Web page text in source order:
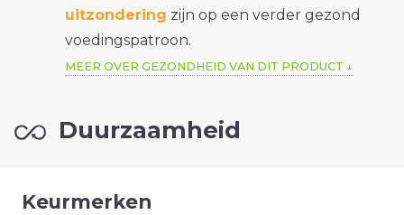
uitzondering zijn op een verder gezond
voedingspatroon.
MEER OVER GEZONDHEID VAN DIT PRODUCT
Duurzaamheid
Keurmerken